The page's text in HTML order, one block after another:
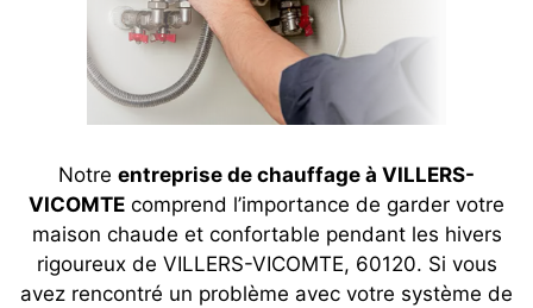
Notre entreprise de chauffage à VILLERS-
VICOMTE comprend l’importance de garder votre
maison chaude et confortable pendant les hivers
rigoureux de VILLERS-VICOMTE, 60120. Si vous
avez rencontré un problème avec votre système de